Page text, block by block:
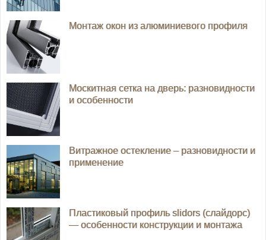
Монтаж окон из алюминиевого профиля
Москитная сетка на дверь: разновидности
и особенности
Витражное остекление – разновидности и
применение
Пластиковый профиль slidors (слайдорс)
— особенности конструкции и монтажа